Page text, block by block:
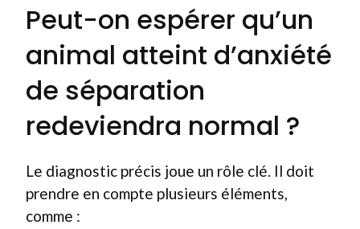
Peut-on espérer qu’un
animal atteint d’anxiété
de séparation
redeviendra normal ?
Le diagnostic précis joue un rôle clé. Il doit
prendre en compte plusieurs éléments,
comme :